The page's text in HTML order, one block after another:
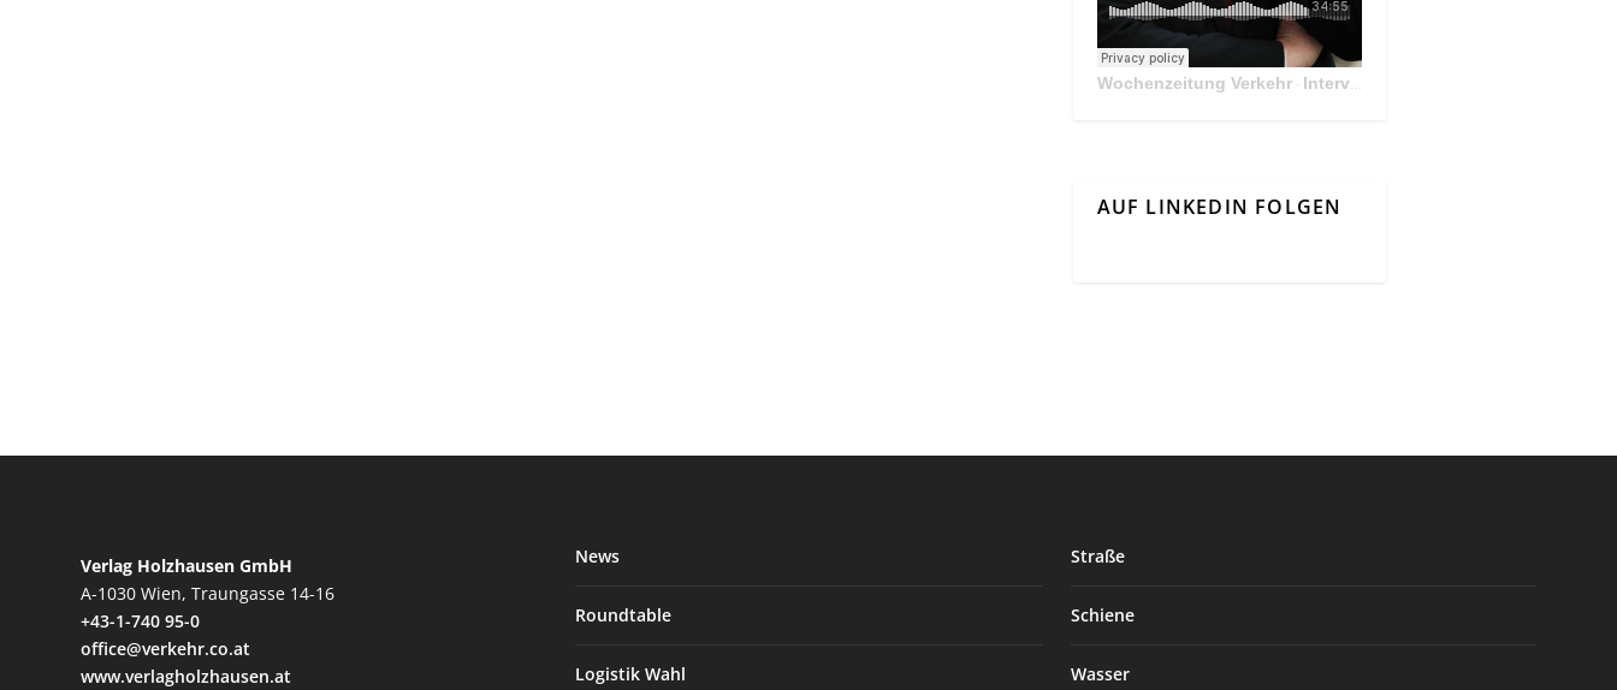
Wochenzeitung Verkehr· Interview Mit Andreas Matthä, CEO der ÖBB Holding
AUF LINKEDIN FOLGEN
Verlag Holzhausen GmbH
A-1030 Wien, Traungasse 14-16
+43-1-740 95-0
office@verkehr.co.at
www.verlagholzhausen.at
News
Roundtable
Logistik Wahl
Straße
Schiene
Wasser